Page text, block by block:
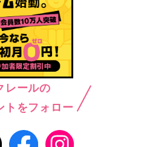
レールの
トをフォロー